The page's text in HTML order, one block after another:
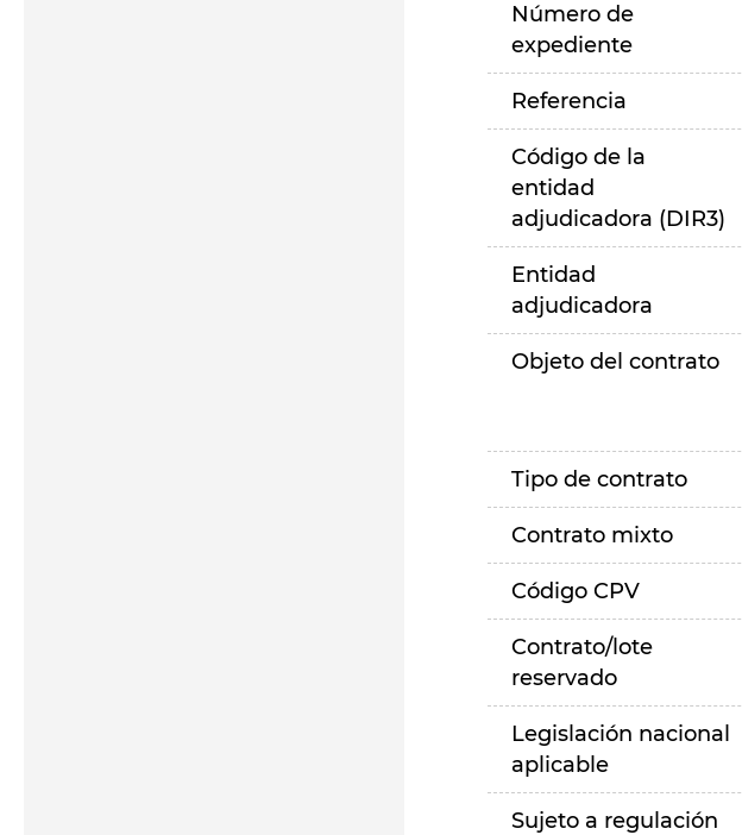
Número de
expediente
Referencia
Código de la
entidad
adjudicadora (DIR3)
Entidad
adjudicadora
Objeto del contrato
Tipo de contrato
Contrato mixto
Código CPV
Contrato/lote
reservado
Legislación nacional
aplicable
Sujeto a regulación